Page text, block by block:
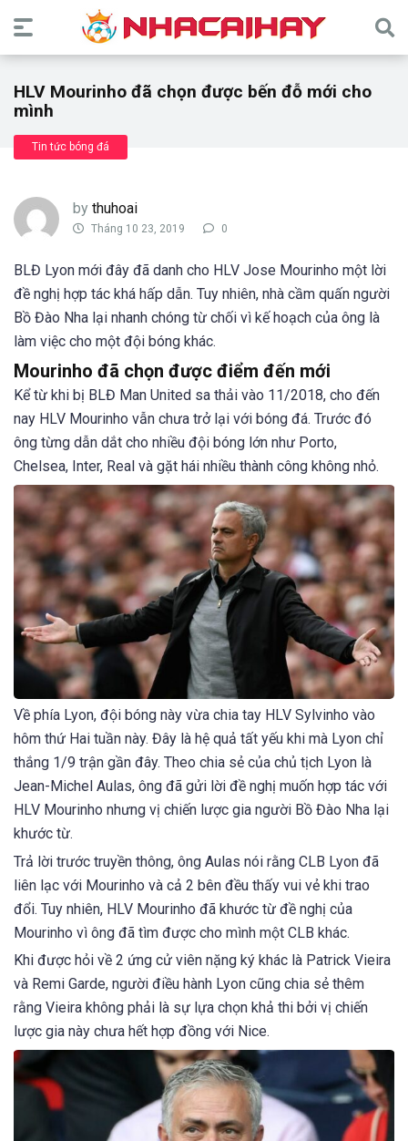
HLV Mourinho đã chọn được bến đỗ mới cho
mình
Tin tức bóng đá
by thuhoai
Tháng 10 23, 2019 0
BLĐ Lyon mới đây đã danh cho HLV Jose Mourinho một lời
đề nghị hợp tác khá hấp dẫn. Tuy nhiên, nhà cầm quấn người
Bồ Đào Nha lại nhanh chóng từ chối vì kế hoạch của ông là
làm việc cho một đội bóng khác.
Mourinho đã chọn được điểm đến mới
Kể từ khi bị BLĐ Man United sa thải vào 11/2018, cho đến
nay HLV Mourinho vẫn chưa trở lại với bóng đá. Trước đó
ông từng dẫn dắt cho nhiều đội bóng lớn như Porto,
Chelsea, Inter, Real và gặt hái nhiều thành công không nhỏ.
Về phía Lyon, đội bóng này vừa chia tay HLV Sylvinho vào
hôm thứ Hai tuần này. Đây là hệ quả tất yếu khi mà Lyon chỉ
thắng 1/9 trận gần đây. Theo chia sẻ của chủ tịch Lyon là
Jean-Michel Aulas, ông đã gửi lời đề nghị muốn hợp tác với
HLV Mourinho nhưng vị chiến lược gia người Bồ Đào Nha lại
khước từ.
Trả lời trước truyền thông, ông Aulas nói rằng CLB Lyon đã
liên lạc với Mourinho và cả 2 bên đều thấy vui vẻ khi trao
đổi. Tuy nhiên, HLV Mourinho đã khước từ đề nghị của
Mourinho vì ông đã tìm được cho mình một CLB khác.
Khi được hỏi về 2 ứng cử viên nặng ký khác là Patrick Vieira
và Remi Garde, người điều hành Lyon cũng chia sẻ thêm
rằng Vieira không phải là sự lựa chọn khả thi bởi vị chiến
lược gia này chưa hết hợp đồng với Nice.